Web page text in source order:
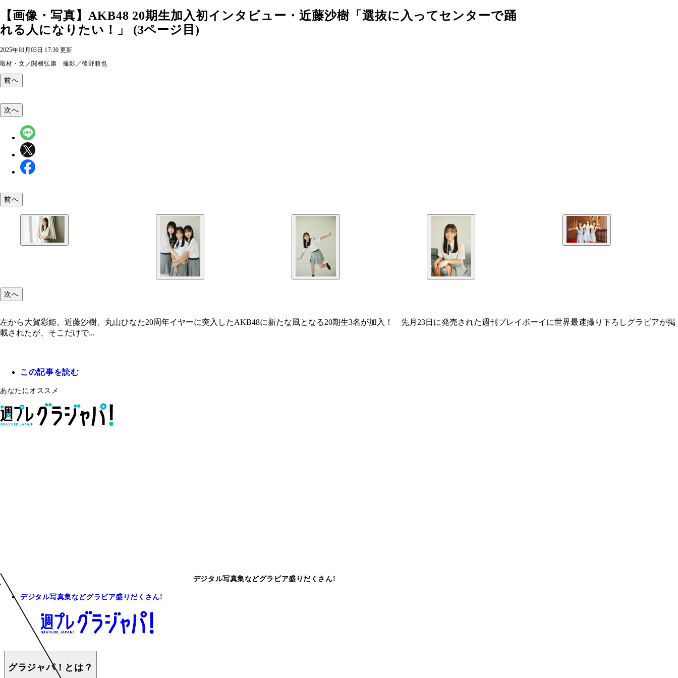
【画像・写真】AKB48 20期生加入初インタビュー・近藤沙樹「選抜に入ってセンターで踊
れる人になりたい！」 (3ページ目)
2025年01月03日 17:30 更新
取材・文／関根弘康 撮影／後野順也
前へ
次へ
前へ
次へ
左から大賀彩姫、近藤沙樹、丸山ひなた20周年イヤーに突入したAKB48に新たな風となる20期生3名が加入！ 先月23日に発売された週刊プレイボーイに世界最速撮り下ろしグラビアが掲
載されたが、そこだけで...
この記事を読む
あなたにオススメ
デジタル写真集などグラビア盛りだくさん!
デジタル写真集などグラビア盛りだくさん!
グラジャパ！とは？